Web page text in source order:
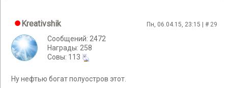
Kreativshik Пн, 06.04.15, 23:15 | # 29
Сообщений: 2472
Награды: 258
Cовы: 113
Ну нефтью богат полуостров этот.